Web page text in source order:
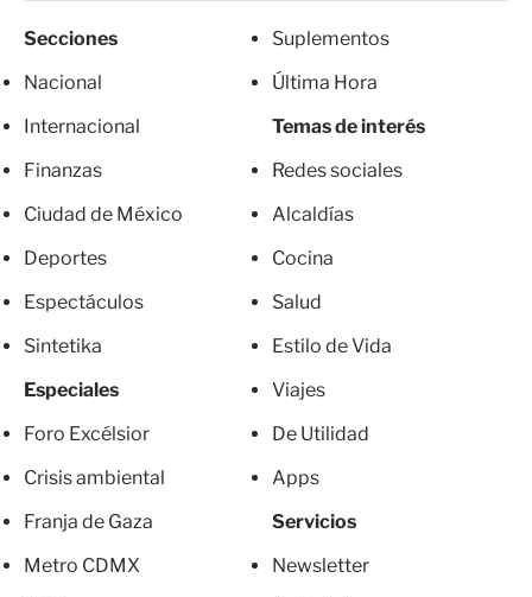
Secciones
Nacional
Internacional
Finanzas
Ciudad de México
Deportes
Espectáculos
Sintetika
Especiales
Foro Excélsior
Crisis ambiental
Franja de Gaza
Metro CDMX
Suplementos
Última Hora
Temas de interés
Redes sociales
Alcaldías
Cocina
Salud
Estilo de Vida
Viajes
De Utilidad
Apps
Servicios
Newsletter